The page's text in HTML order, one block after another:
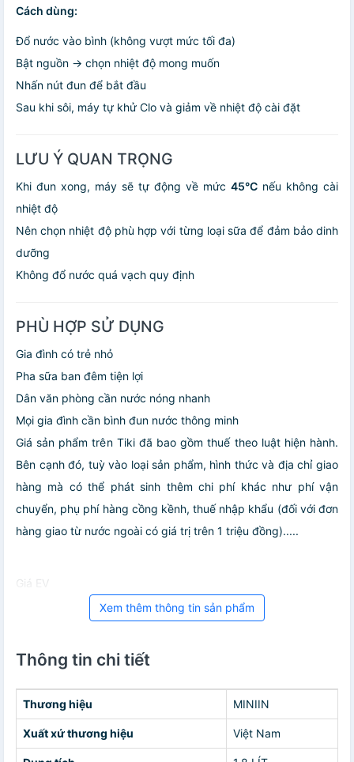
Cách dùng:
Đổ nước vào bình (không vượt mức tối đa)
Bật nguồn → chọn nhiệt độ mong muốn
Nhấn nút đun để bắt đầu
Sau khi sôi, máy tự khử Clo và giảm về nhiệt độ cài đặt
LƯU Ý QUAN TRỌNG
Khi đun xong, máy sẽ tự động về mức 45°C nếu không cài
nhiệt độ
Nên chọn nhiệt độ phù hợp với từng loại sữa để đảm bảo dinh
dưỡng
Không đổ nước quá vạch quy định
PHÙ HỢP SỬ DỤNG
Gia đình có trẻ nhỏ
Pha sữa ban đêm tiện lợi
Dân văn phòng cần nước nóng nhanh
Mọi gia đình cần bình đun nước thông minh
Giá sản phẩm trên Tiki đã bao gồm thuế theo luật hiện hành.
Bên cạnh đó, tuỳ vào loại sản phẩm, hình thức và địa chỉ giao
hàng mà có thể phát sinh thêm chi phí khác như phí vận
chuyển, phụ phí hàng cồng kềnh, thuế nhập khẩu (đối với đơn
hàng giao từ nước ngoài có giá trị trên 1 triệu đồng).....
Giá EV
Xem thêm thông tin sản phẩm
Thông tin chi tiết
Thương hiệu MINIIN
Xuất xứ thương hiệu Việt Nam